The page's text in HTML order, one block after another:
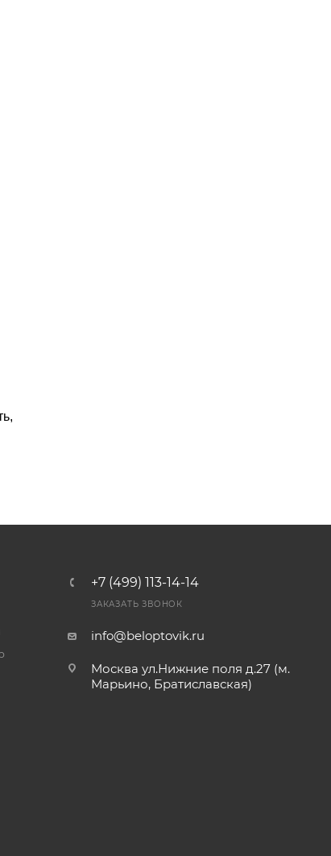
+7 (499) 113-14-14
ЗАКАЗАТЬ ЗВОНОК
info@beloptovik.ru
Москва ул.Нижние поля д.27 (м.
Марьино, Братиславская)